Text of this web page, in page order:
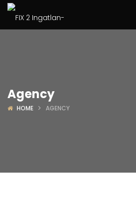
Agency
HOME AGENCY